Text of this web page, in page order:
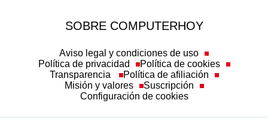
SOBRE COMPUTERHOY
Aviso legal y condiciones de uso
Política de privacidad
Política de cookies
Transparencia
Política de afiliación
Misión y valores
Suscripción
Configuración de cookies